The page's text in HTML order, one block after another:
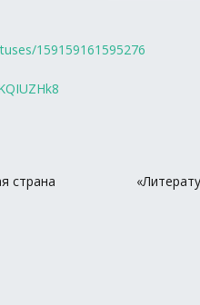
159159161595276
страна